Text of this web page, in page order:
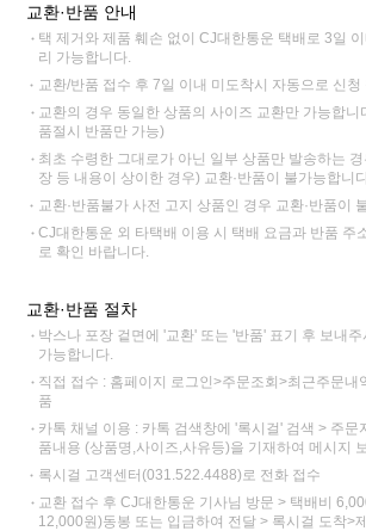
교환·반품 안내
택 제거와 제품 훼손 없이 CJ대한통운 택배로 3일
리 가능합니다.
교환/반품 접수 후 7일 이내 미도착시 자동으로 신청
교환의 경우 동일한 상품의 사이즈 교환만 가능합니
품절시 반품만 가능)
최초 수령한 그대로가 아닌 일부 상품만 발송하는
장 등 내용이 상이한 경우) 교환·반품이 불가능합니
교환·반품불가 사전 고지 상품인 경우 교환·반품이
CJ대한통운 외 타택배 이용 시 택배 요금과 반품 주
로 확인 바랍니다.
교환·반품 절차
박스나 포장 겉면에 '교환' 또는 '반품' 표기 후 보내
가능합니다.
직접 접수 : 홈페이지 로그인>주문조회>최근주문내
품
카톡 채널 이용 : 카톡 검색창에 '록시걸' 검색 > 주문
품내용 (상품명,사이즈,사유등)을 기재하여 메시지
록시걸 고객센터(031.522.4488)로 전화 접수
교환 접수 후 CJ대한통운 기사님 방문 > 택배비
12,000원)동봉 또는 입금하여 전달 > 록시걸 도착>